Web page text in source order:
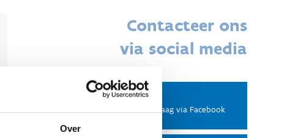
Over
Contacteer ons
via social media
Facebook
Stel ons een vraag via Facebook